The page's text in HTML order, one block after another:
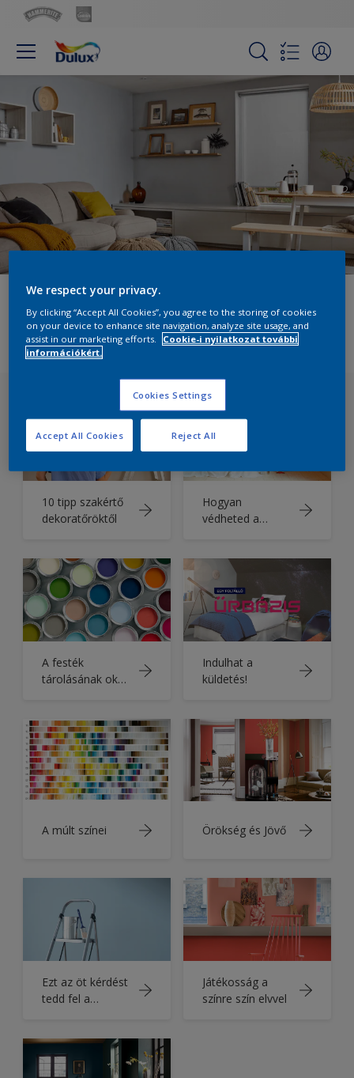
Szakértő segítség
10 tipp szakértő
dekoratőröktől
Hogyan
védheted a
A festék
tárolásának okos
Indulhat a
küldetés!
A múlt színei Örökség és Jövő
Ezt az öt kérdést
tedd fel a
Játékosság a
színre szín elvvel
We respect your privacy.
By clicking “Accept All Cookies”, you agree to the storing of cookies
on your device to enhance site navigation, analyze site usage, and
assist in our marketing efforts.
Cookie-i nyilatkozat további
információkért.
Cookies Settings
Reject All
Accept All Cookies